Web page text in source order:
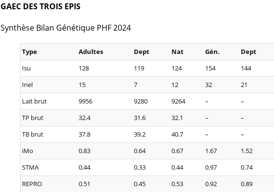
GAEC DES TROIS EPIS
Synthèse Bilan Génétique PHF 2024
Type Adultes Dept Nat Gén. Dept
Isu
128 119 124 154 144
Inel
15 7 12 32 21
Lait brut
9956 9280 9264 – –
TP brut
32.4 31.6 32.1 – –
TB brut
37.8 39.2 40.7 – –
iMo
0.83 0.64 0.67 1.67 1.52
STMA
0.44 0.33 0.44 0.97 0.74
REPRO
0.51 0.45 0.53 0.92 0.89